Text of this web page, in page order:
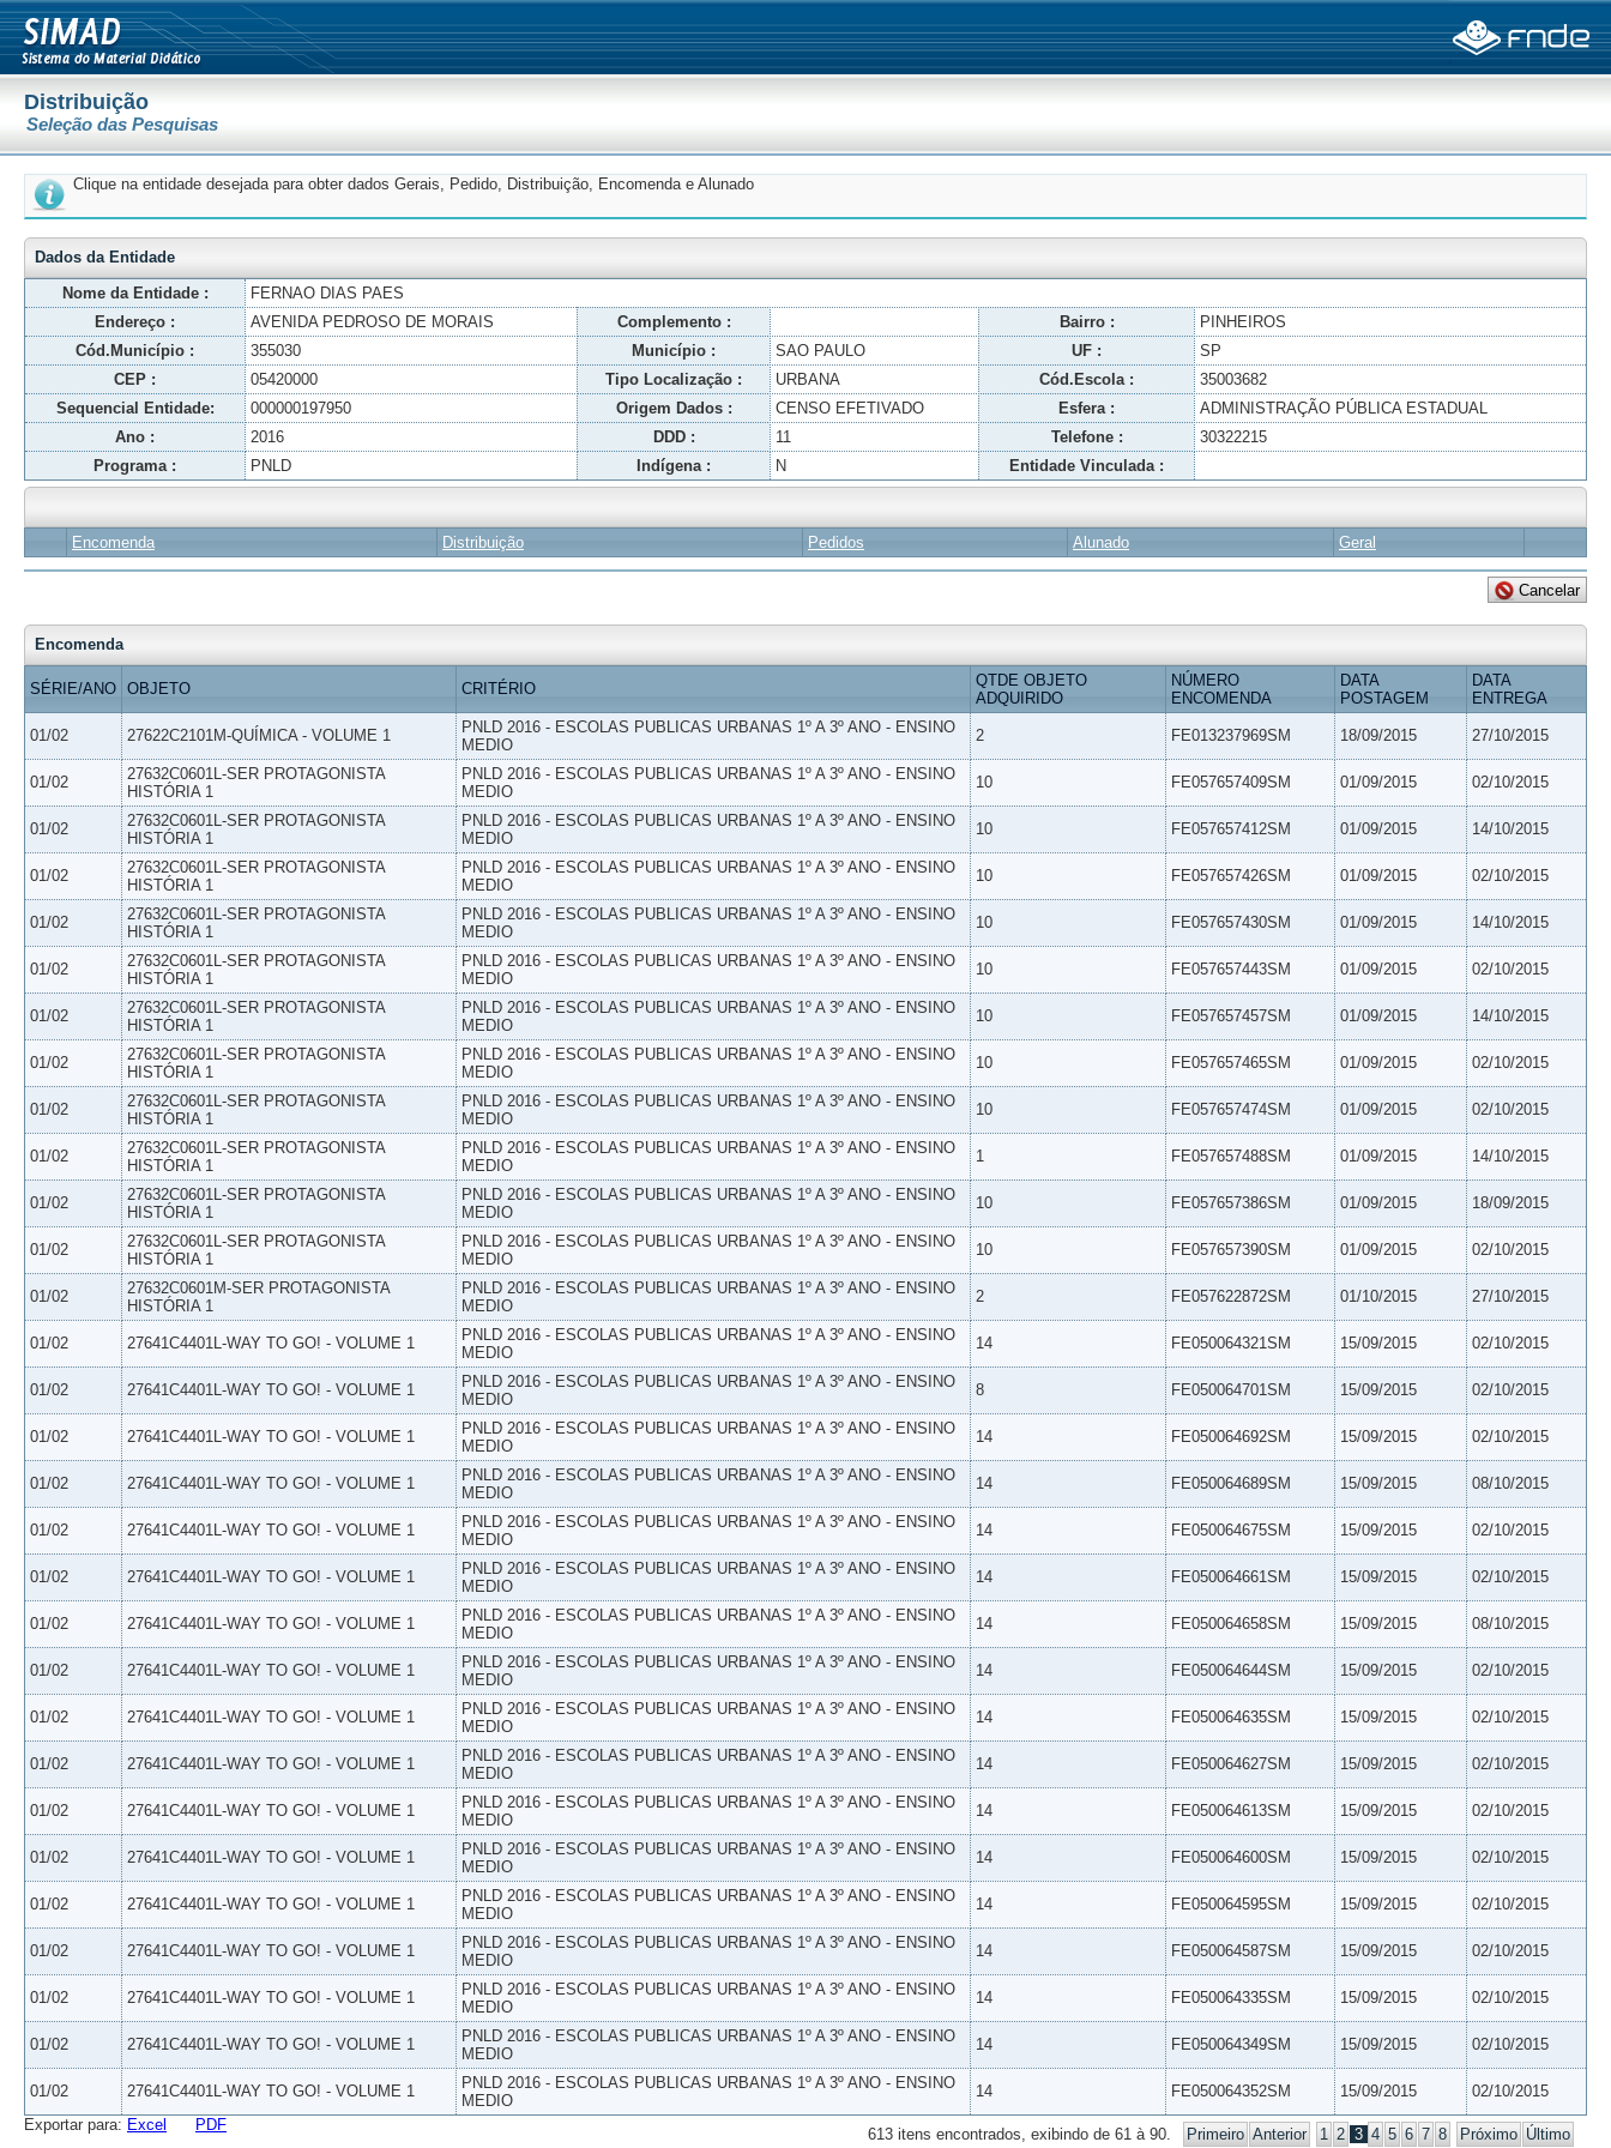
Distribuição
Seleção das Pesquisas
Clique na entidade desejada para obter dados Gerais, Pedido, Distribuição, Encomenda e Alunado
Dados da Entidade
Nome da Entidade :
FERNAO DIAS PAES
Endereço :
AVENIDA PEDROSO DE MORAIS Complemento : Bairro :
PINHEIROS
Cód.Município :
355030 Município : SAO PAULO UF :
SP
CEP :
05420000 Tipo Localização : URBANA Cód.Escola :
35003682
Sequencial Entidade:
000000197950 Origem Dados : CENSO EFETIVADO Esfera :
ADMINISTRAÇÃO PÚBLICA ESTADUAL
Ano :
2016 DDD : 11 Telefone :
30322215
Programa :
PNLD Indígena : N Entidade Vinculada :
Encomenda Distribuição Pedidos Alunado Geral
Encomenda
SÉRIE/ANO OBJETO CRITÉRIO
QTDE OBJETO
ADQUIRIDO
NÚMERO
ENCOMENDA
DATA
POSTAGEM
DATA
ENTREGA
01/02 27622C2101M-QUÍMICA - VOLUME 1
PNLD 2016 - ESCOLAS PUBLICAS URBANAS 1º A 3º ANO - ENSINO
MEDIO
2 FE013237969SM 18/09/2015 27/10/2015
01/02
27632C0601L-SER PROTAGONISTA
HISTÓRIA 1
PNLD 2016 - ESCOLAS PUBLICAS URBANAS 1º A 3º ANO - ENSINO
MEDIO
10 FE057657409SM 01/09/2015 02/10/2015
01/02
27632C0601L-SER PROTAGONISTA
HISTÓRIA 1
PNLD 2016 - ESCOLAS PUBLICAS URBANAS 1º A 3º ANO - ENSINO
MEDIO
10 FE057657412SM 01/09/2015 14/10/2015
01/02
27632C0601L-SER PROTAGONISTA
HISTÓRIA 1
PNLD 2016 - ESCOLAS PUBLICAS URBANAS 1º A 3º ANO - ENSINO
MEDIO
10 FE057657426SM 01/09/2015 02/10/2015
01/02
27632C0601L-SER PROTAGONISTA
HISTÓRIA 1
PNLD 2016 - ESCOLAS PUBLICAS URBANAS 1º A 3º ANO - ENSINO
MEDIO
10 FE057657430SM 01/09/2015 14/10/2015
01/02
27632C0601L-SER PROTAGONISTA
HISTÓRIA 1
PNLD 2016 - ESCOLAS PUBLICAS URBANAS 1º A 3º ANO - ENSINO
MEDIO
10 FE057657443SM 01/09/2015 02/10/2015
01/02
27632C0601L-SER PROTAGONISTA
HISTÓRIA 1
PNLD 2016 - ESCOLAS PUBLICAS URBANAS 1º A 3º ANO - ENSINO
MEDIO
10 FE057657457SM 01/09/2015 14/10/2015
01/02
27632C0601L-SER PROTAGONISTA
HISTÓRIA 1
PNLD 2016 - ESCOLAS PUBLICAS URBANAS 1º A 3º ANO - ENSINO
MEDIO
10 FE057657465SM 01/09/2015 02/10/2015
01/02
27632C0601L-SER PROTAGONISTA
HISTÓRIA 1
PNLD 2016 - ESCOLAS PUBLICAS URBANAS 1º A 3º ANO - ENSINO
MEDIO
10 FE057657474SM 01/09/2015 02/10/2015
01/02
27632C0601L-SER PROTAGONISTA
HISTÓRIA 1
PNLD 2016 - ESCOLAS PUBLICAS URBANAS 1º A 3º ANO - ENSINO
MEDIO
1 FE057657488SM 01/09/2015 14/10/2015
01/02
27632C0601L-SER PROTAGONISTA
HISTÓRIA 1
PNLD 2016 - ESCOLAS PUBLICAS URBANAS 1º A 3º ANO - ENSINO
MEDIO
10 FE057657386SM 01/09/2015 18/09/2015
01/02
27632C0601L-SER PROTAGONISTA
HISTÓRIA 1
PNLD 2016 - ESCOLAS PUBLICAS URBANAS 1º A 3º ANO - ENSINO
MEDIO
10 FE057657390SM 01/09/2015 02/10/2015
01/02
27632C0601M-SER PROTAGONISTA
HISTÓRIA 1
PNLD 2016 - ESCOLAS PUBLICAS URBANAS 1º A 3º ANO - ENSINO
MEDIO
2 FE057622872SM 01/10/2015 27/10/2015
01/02 27641C4401L-WAY TO GO! - VOLUME 1
PNLD 2016 - ESCOLAS PUBLICAS URBANAS 1º A 3º ANO - ENSINO
MEDIO
14 FE050064321SM 15/09/2015 02/10/2015
01/02 27641C4401L-WAY TO GO! - VOLUME 1
PNLD 2016 - ESCOLAS PUBLICAS URBANAS 1º A 3º ANO - ENSINO
MEDIO
8 FE050064701SM 15/09/2015 02/10/2015
01/02 27641C4401L-WAY TO GO! - VOLUME 1
PNLD 2016 - ESCOLAS PUBLICAS URBANAS 1º A 3º ANO - ENSINO
MEDIO
14 FE050064692SM 15/09/2015 02/10/2015
01/02 27641C4401L-WAY TO GO! - VOLUME 1
PNLD 2016 - ESCOLAS PUBLICAS URBANAS 1º A 3º ANO - ENSINO
MEDIO
14 FE050064689SM 15/09/2015 08/10/2015
01/02 27641C4401L-WAY TO GO! - VOLUME 1
PNLD 2016 - ESCOLAS PUBLICAS URBANAS 1º A 3º ANO - ENSINO
MEDIO
14 FE050064675SM 15/09/2015 02/10/2015
01/02 27641C4401L-WAY TO GO! - VOLUME 1
PNLD 2016 - ESCOLAS PUBLICAS URBANAS 1º A 3º ANO - ENSINO
MEDIO
14 FE050064661SM 15/09/2015 02/10/2015
01/02 27641C4401L-WAY TO GO! - VOLUME 1
PNLD 2016 - ESCOLAS PUBLICAS URBANAS 1º A 3º ANO - ENSINO
MEDIO
14 FE050064658SM 15/09/2015 08/10/2015
01/02 27641C4401L-WAY TO GO! - VOLUME 1
PNLD 2016 - ESCOLAS PUBLICAS URBANAS 1º A 3º ANO - ENSINO
MEDIO
14 FE050064644SM 15/09/2015 02/10/2015
01/02 27641C4401L-WAY TO GO! - VOLUME 1
PNLD 2016 - ESCOLAS PUBLICAS URBANAS 1º A 3º ANO - ENSINO
MEDIO
14 FE050064635SM 15/09/2015 02/10/2015
01/02 27641C4401L-WAY TO GO! - VOLUME 1
PNLD 2016 - ESCOLAS PUBLICAS URBANAS 1º A 3º ANO - ENSINO
MEDIO
14 FE050064627SM 15/09/2015 02/10/2015
01/02 27641C4401L-WAY TO GO! - VOLUME 1
PNLD 2016 - ESCOLAS PUBLICAS URBANAS 1º A 3º ANO - ENSINO
MEDIO
14 FE050064613SM 15/09/2015 02/10/2015
01/02 27641C4401L-WAY TO GO! - VOLUME 1
PNLD 2016 - ESCOLAS PUBLICAS URBANAS 1º A 3º ANO - ENSINO
MEDIO
14 FE050064600SM 15/09/2015 02/10/2015
01/02 27641C4401L-WAY TO GO! - VOLUME 1
PNLD 2016 - ESCOLAS PUBLICAS URBANAS 1º A 3º ANO - ENSINO
MEDIO
14 FE050064595SM 15/09/2015 02/10/2015
01/02 27641C4401L-WAY TO GO! - VOLUME 1
PNLD 2016 - ESCOLAS PUBLICAS URBANAS 1º A 3º ANO - ENSINO
MEDIO
14 FE050064587SM 15/09/2015 02/10/2015
01/02 27641C4401L-WAY TO GO! - VOLUME 1
PNLD 2016 - ESCOLAS PUBLICAS URBANAS 1º A 3º ANO - ENSINO
MEDIO
14 FE050064335SM 15/09/2015 02/10/2015
01/02 27641C4401L-WAY TO GO! - VOLUME 1
PNLD 2016 - ESCOLAS PUBLICAS URBANAS 1º A 3º ANO - ENSINO
MEDIO
14 FE050064349SM 15/09/2015 02/10/2015
01/02 27641C4401L-WAY TO GO! - VOLUME 1
PNLD 2016 - ESCOLAS PUBLICAS URBANAS 1º A 3º ANO - ENSINO
MEDIO
14 FE050064352SM 15/09/2015 02/10/2015
613 itens encontrados, exibindo de 61 à 90. Primeiro Anterior 1 2 3 4 5 6 7 8 Próximo Último
Exportar para: Excel PDF